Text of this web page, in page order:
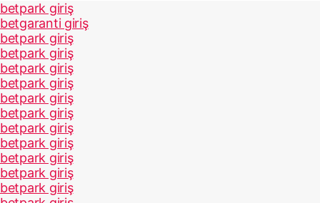
betpark giriş
betgaranti giriş
betpark giriş
betpark giriş
betpark giriş
betpark giriş
betpark giriş
betpark giriş
betpark giriş
betpark giriş
betpark giriş
betpark giriş
betpark giriş